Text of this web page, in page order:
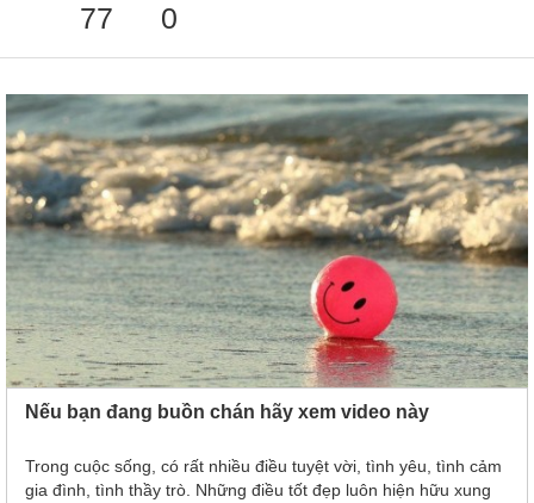
77 0
Nếu bạn đang buồn chán hãy xem video này
Trong cuộc sống, có rất nhiều điều tuyệt vời, tình yêu, tình cảm
gia đình, tình thầy trò. Những điều tốt đẹp luôn hiện hữu xung